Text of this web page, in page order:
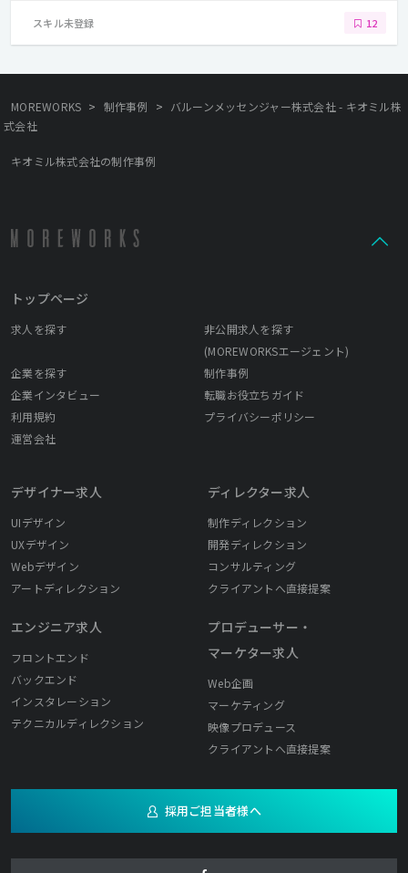
スキル未登録 12
MOREWORKS > 制作事例 > バルーンメッセンジャー株式会社 - キオミル株
式会社
キオミル株式会社の制作事例
トップページ
求人を探す
非公開求人を探す
(MOREWORKSエージェント)
企業を探す
制作事例
企業インタビュー
転職お役立ちガイド
利用規約
プライバシーポリシー
運営会社
デザイナー求人
UIデザイン
UXデザイン
Webデザイン
アートディレクション
エンジニア求人
フロントエンド
バックエンド
インスタレーション
テクニカルディレクション
ディレクター求人
制作ディレクション
開発ディレクション
コンサルティング
クライアントへ直接提案
プロデューサー・
マーケター求人
Web企画
マーケティング
映像プロデュース
クライアントへ直接提案
採用ご担当者様へ